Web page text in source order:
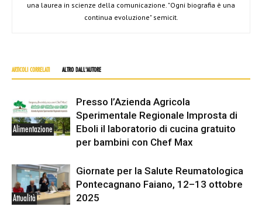
una laurea in scienze della comunicazione. "Ogni biografia è una
continua evoluzione" semicit.
ARTICOLI CORRELATI ALTRO DALL'AUTORE
Alimentazione
Presso l’Azienda Agricola
Sperimentale Regionale Improsta di
Eboli il laboratorio di cucina gratuito
per bambini con Chef Max
Attualità
Giornate per la Salute Reumatologica
Pontecagnano Faiano, 12–13 ottobre
2025